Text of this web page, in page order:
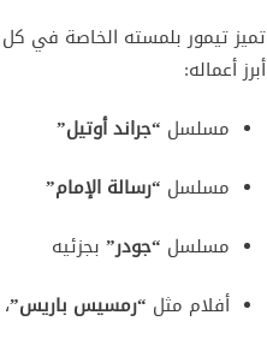
تميز تيمور بلمسته الخاصة في
أبرز أعماله:
مسلسل “جراند أوتيل”
مسلسل “رسالة الإمام”
مسلسل “جودر” بجزئيه
أفلام مثل “رمسيس باريس”،